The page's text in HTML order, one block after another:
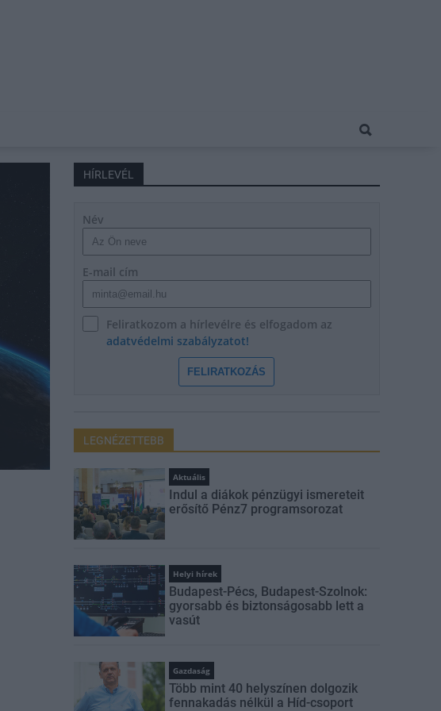
HÍRLEVÉL
Név
E-mail cím
Feliratkozom a hírlevélre és elfogadom az
adatvédelmi szabályzatot!
FELIRATKOZÁS
LEGNÉZETTEBB
Aktuális
Indul a diákok pénzügyi ismereteit
erősítő Pénz7 programsorozat
Helyi hírek
Budapest-Pécs, Budapest-Szolnok:
gyorsabb és biztonságosabb lett a
vasút
Gazdaság
Több mint 40 helyszínen dolgozik
fennakadás nélkül a Híd-csoport